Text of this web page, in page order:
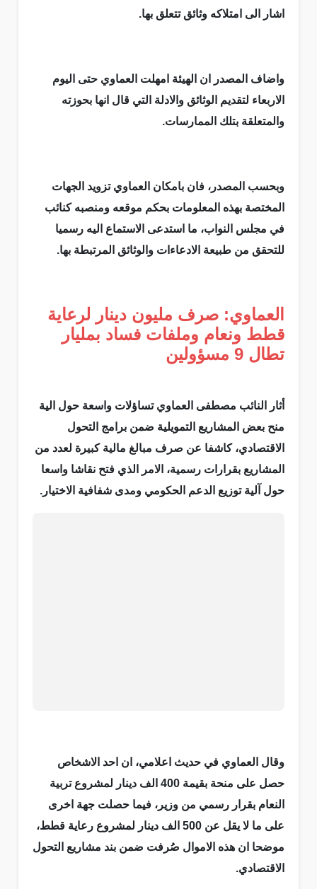
اشار الى امتلاكه وثائق تتعلق بها.
واضاف المصدر ان الهيئة امهلت العماوي حتى اليوم
الاربعاء لتقديم الوثائق والادلة التي قال انها بحوزته
والمتعلقة بتلك الممارسات.
وبحسب المصدر، فان بامكان العماوي تزويد الجهات
المختصة بهذه المعلومات بحكم موقعه ومنصبه كنائب
في مجلس النواب، ما استدعى الاستماع اليه رسميا
للتحقق من طبيعة الادعاءات والوثائق المرتبطة بها.
العماوي: صرف مليون دينار لرعاية
قطط ونعام وملفات فساد بمليار
تطال 9 مسؤولين
أثار النائب مصطفى العماوي تساؤلات واسعة حول الية
منح بعض المشاريع التمويلية ضمن برامج التحول
الاقتصادي، كاشفا عن صرف مبالغ مالية كبيرة لعدد من
المشاريع بقرارات رسمية، الامر الذي فتح نقاشا واسعا
حول آلية توزيع الدعم الحكومي ومدى شفافية الاختيار.
وقال العماوي في حديث اعلامي، ان احد الاشخاص
حصل على منحة بقيمة 400 الف دينار لمشروع تربية
النعام بقرار رسمي من وزير، فيما حصلت جهة اخرى
على ما لا يقل عن 500 الف دينار لمشروع رعاية قطط،
موضحا ان هذه الاموال صُرفت ضمن بند مشاريع التحول
الاقتصادي.